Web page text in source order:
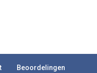
Beoordelingen